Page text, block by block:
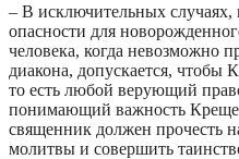
– В исключительных
опасности для
человека, когда невозможно
диакона, допускается,
то есть любой верующий
понимающий важность
священник должен прочесть
молитвы и совершить